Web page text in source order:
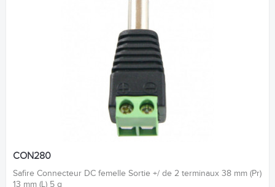
CON280
Safire Connecteur DC femelle Sortie +/ de 2 terminaux 38 mm (Pr)
13 mm (L) 5 g